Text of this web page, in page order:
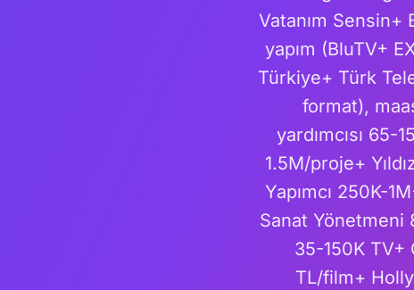
Vatanım
yapım (BluTV+
Türkiye+ Türk
format),
yardımcısı
1.5M/proje+
Yapımcı 250K-
Sanat Yönetmeni
35-150K TV+
TL/film+